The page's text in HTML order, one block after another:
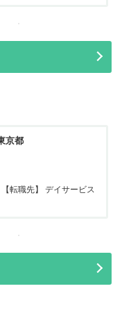
/東京都
職先】 特別養護老人ホ